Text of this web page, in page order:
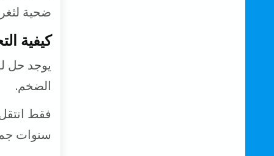
ضحية
كيفية
يوجد حل
الضخم.
فقط
سنوات